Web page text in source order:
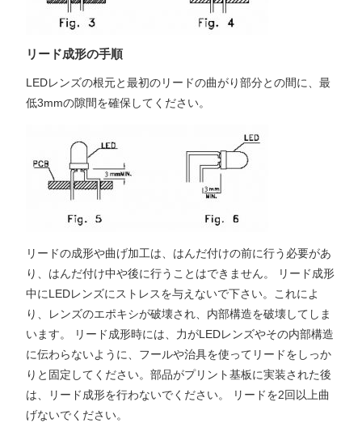
リード成形の手順
LEDレンズの根元と最初のリードの曲がり部分との間に、最
低3mmの隙間を確保してください。
リードの成形や曲げ加工は、はんだ付けの前に行う必要があ
り、はんだ付け中や後に行うことはできません。 リード成形
中にLEDレンズにストレスを与えないで下さい。これによ
り、レンズのエポキシが破壊され、内部構造を破壊してしま
います。 リード成形時には、力がLEDレンズやその内部構造
に伝わらないように、フールや治具を使ってリードをしっか
りと固定してください。部品がプリント基板に実装された後
は、リード成形を行わないでください。 リードを2回以上曲
げないでください。